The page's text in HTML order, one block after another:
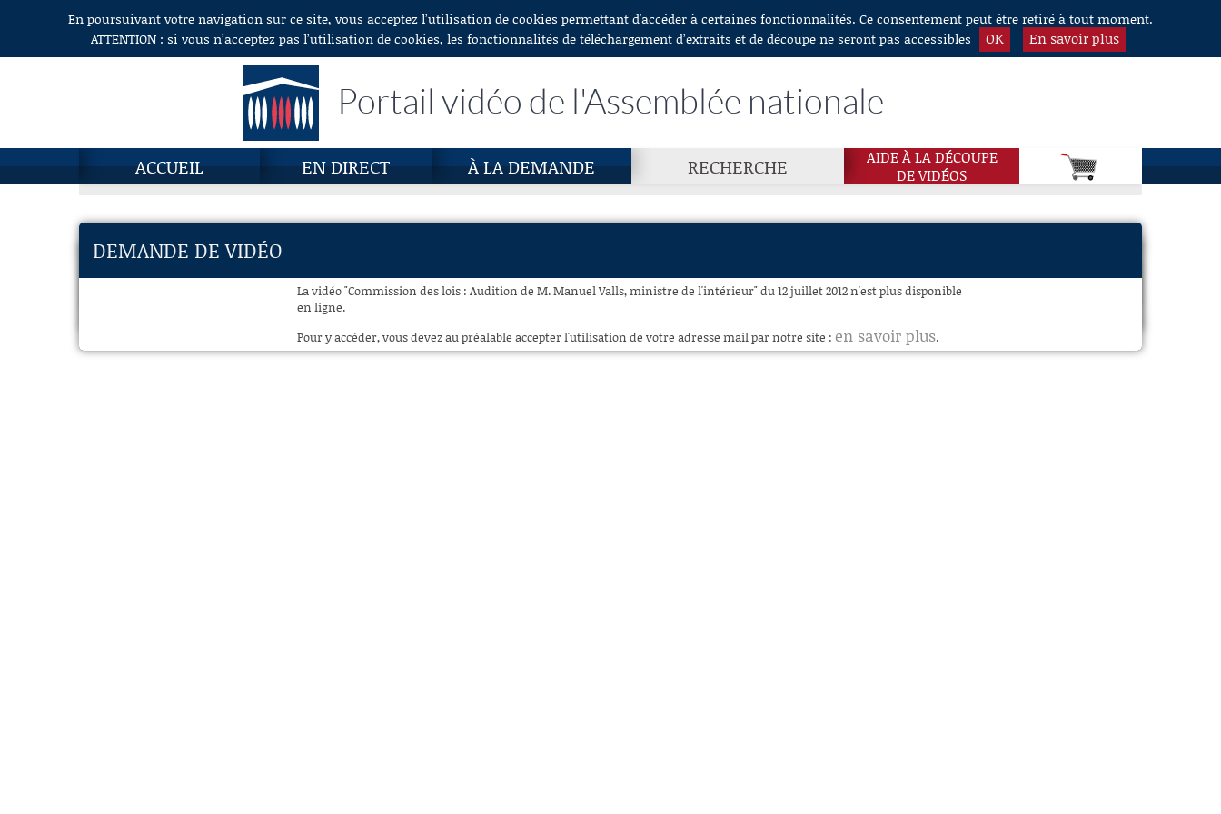
Aller au contenuEn poursuivant votre navigation sur ce site, vous acceptez l’utilisation de cookies permettant d'accéder à certaines fonctionnalités. Ce consentement peut être retiré à tout moment.
ATTENTION : si vous n’acceptez pas l’utilisation de cookies, les fonctionnalités de téléchargement d’extraits et de découpe ne seront pas accessibles
OK En savoir plus
Portail vidéo de l'Assemblée nationale
ACCUEIL EN DIRECT À LA DEMANDE RECHERCHE
AIDE À LA DÉCOUPE
DE VIDÉOS
DEMANDE DE VIDÉO
La vidéo "Commission des lois : Audition de M. Manuel Valls, ministre de l'intérieur" du 12 juillet 2012 n'est plus disponible
en ligne.
Pour y accéder, vous devez au préalable accepter l'utilisation de votre adresse mail par notre site : en savoir plus.